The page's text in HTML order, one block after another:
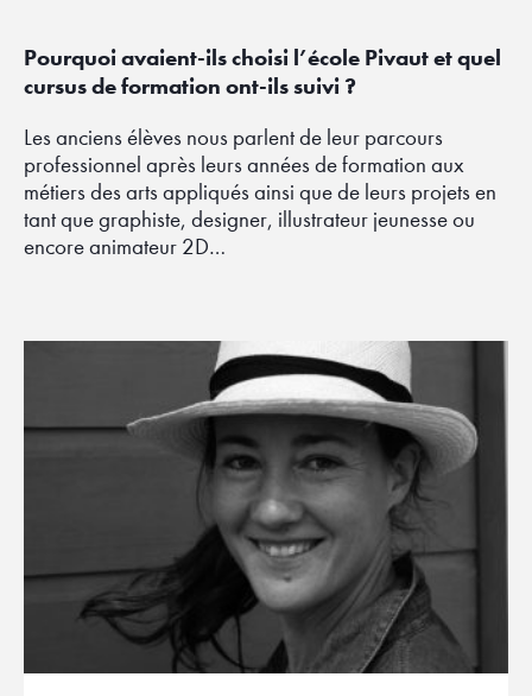
Pourquoi avaient-ils choisi l’école Pivaut et quel
cursus de formation ont-ils suivi ?
Les anciens élèves nous parlent de leur parcours
professionnel après leurs années de formation aux
métiers des arts appliqués ainsi que de leurs projets en
tant que graphiste, designer, illustrateur jeunesse ou
encore animateur 2D…